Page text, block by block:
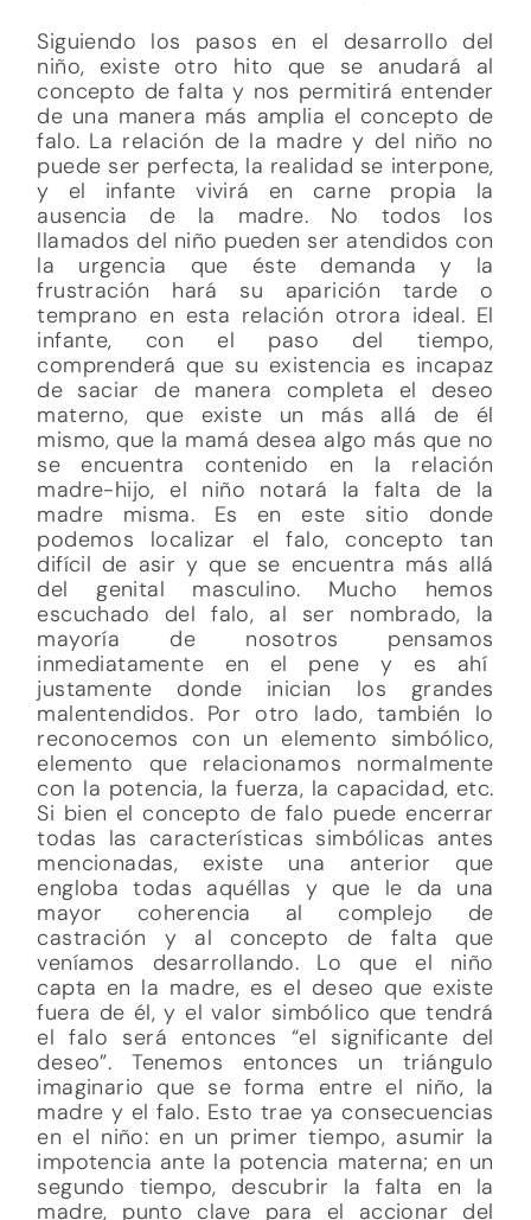
Siguiendo los pasos en el desarrollo del
niño, existe otro hito que se anudará al
concepto de falta y nos permitirá entender
de una manera más amplia el concepto de
falo. La relación de la madre y del niño no
puede ser perfecta, la realidad se interpone,
y el infante vivirá en carne propia la
ausencia de la madre. No todos los
llamados del niño pueden ser atendidos con
la urgencia que éste demanda y la
frustración hará su aparición tarde o
temprano en esta relación otrora ideal. El
infante, con el paso del tiempo,
comprenderá que su existencia es incapaz
de saciar de manera completa el deseo
materno, que existe un más allá de él
mismo, que la mamá desea algo más que no
se encuentra contenido en la relación
madre-hijo, el niño notará la falta de la
madre misma. Es en este sitio donde
podemos localizar el falo, concepto tan
difícil de asir y que se encuentra más allá
del genital masculino. Mucho hemos
escuchado del falo, al ser nombrado, la
mayoría de nosotros pensamos
inmediatamente en el pene y es ahí
justamente donde inician los grandes
malentendidos. Por otro lado, también lo
reconocemos con un elemento simbólico,
elemento que relacionamos normalmente
con la potencia, la fuerza, la capacidad, etc.
Si bien el concepto de falo puede encerrar
todas las características simbólicas antes
mencionadas, existe una anterior que
engloba todas aquéllas y que le da una
mayor coherencia al complejo de
castración y al concepto de falta que
veníamos desarrollando. Lo que el niño
capta en la madre, es el deseo que existe
fuera de él, y el valor simbólico que tendrá
el falo será entonces “el significante del
deseo”. Tenemos entonces un triángulo
imaginario que se forma entre el niño, la
madre y el falo. Esto trae ya consecuencias
en el niño: en un primer tiempo, asumir la
impotencia ante la potencia materna; en un
segundo tiempo, descubrir la falta en la
madre, punto clave para el accionar del